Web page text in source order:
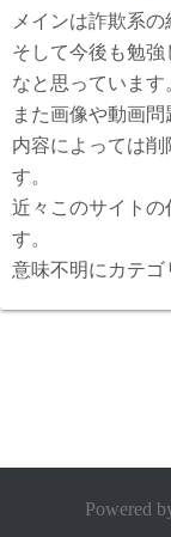
メインは詐欺系
そして今後も勉
なと思っています
また画像や動画問
内容によっては削
す。
近々このサイトの
す。
意味不明にカテゴ
Powered